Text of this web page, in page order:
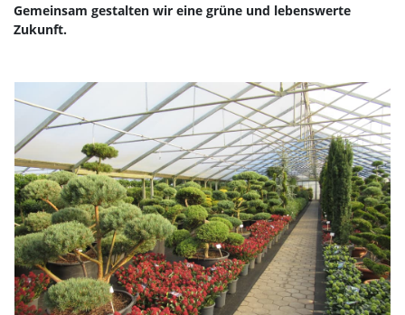
Gemeinsam gestalten wir eine grüne und lebenswerte
Zukunft.